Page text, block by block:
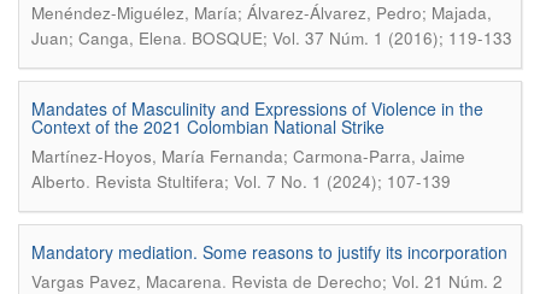
Menéndez-Miguélez, María; Álvarez-Álvarez, Pedro; Majada,
Juan; Canga, Elena. BOSQUE; Vol. 37 Núm. 1 (2016); 119-133
Mandates of Masculinity and Expressions of Violence in the
Context of the 2021 Colombian National Strike
Martínez-Hoyos, María Fernanda; Carmona-Parra, Jaime
Alberto. Revista Stultifera; Vol. 7 No. 1 (2024); 107-139
Mandatory mediation. Some reasons to justify its incorporation
Vargas Pavez, Macarena. Revista de Derecho; Vol. 21 Núm. 2